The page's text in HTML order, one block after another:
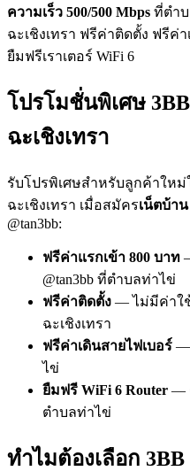
ความเร็ว 500/500 Mbps ที่ตำบ
ฉะเชิงเทรา ฟรีค่าติดตั้ง ฟรีค่
ยืมฟรีเราเตอร์ WiFi 6
โปรโมชั่นพิเศษ
ฉะเชิงเทรา
รับโปรพิเศษสำหรับลูกค้าให
ฉะเชิงเทรา เมื่อสมัครเน็ตบ้า
@tan3bb:
ฟรีค่าแรกเข้า 800 บาท
@tan3bb ที่ตำบลท่าไข่
ฟรีค่าติดตั้ง — ไม่มีค่าใ
ฉะเชิงเทรา
ฟรีค่าเดินสายไฟเบอร์ —
ไข่
ยืมฟรี WiFi 6 Router —
ตำบลท่าไข่
ทำไมต้องเลือก